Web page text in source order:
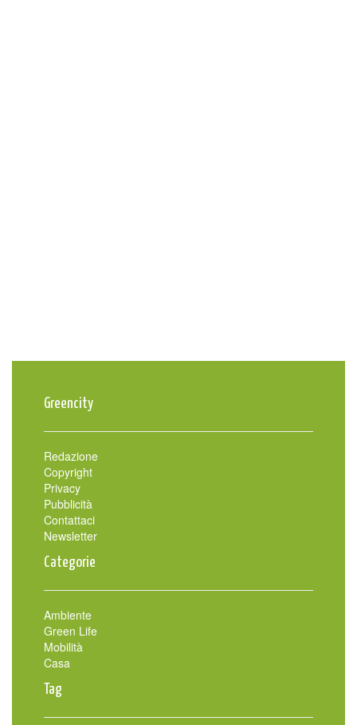
Greencity
Redazione
Copyright
Privacy
Pubblicità
Contattaci
Newsletter
Categorie
Ambiente
Green Life
Mobilità
Casa
Tag